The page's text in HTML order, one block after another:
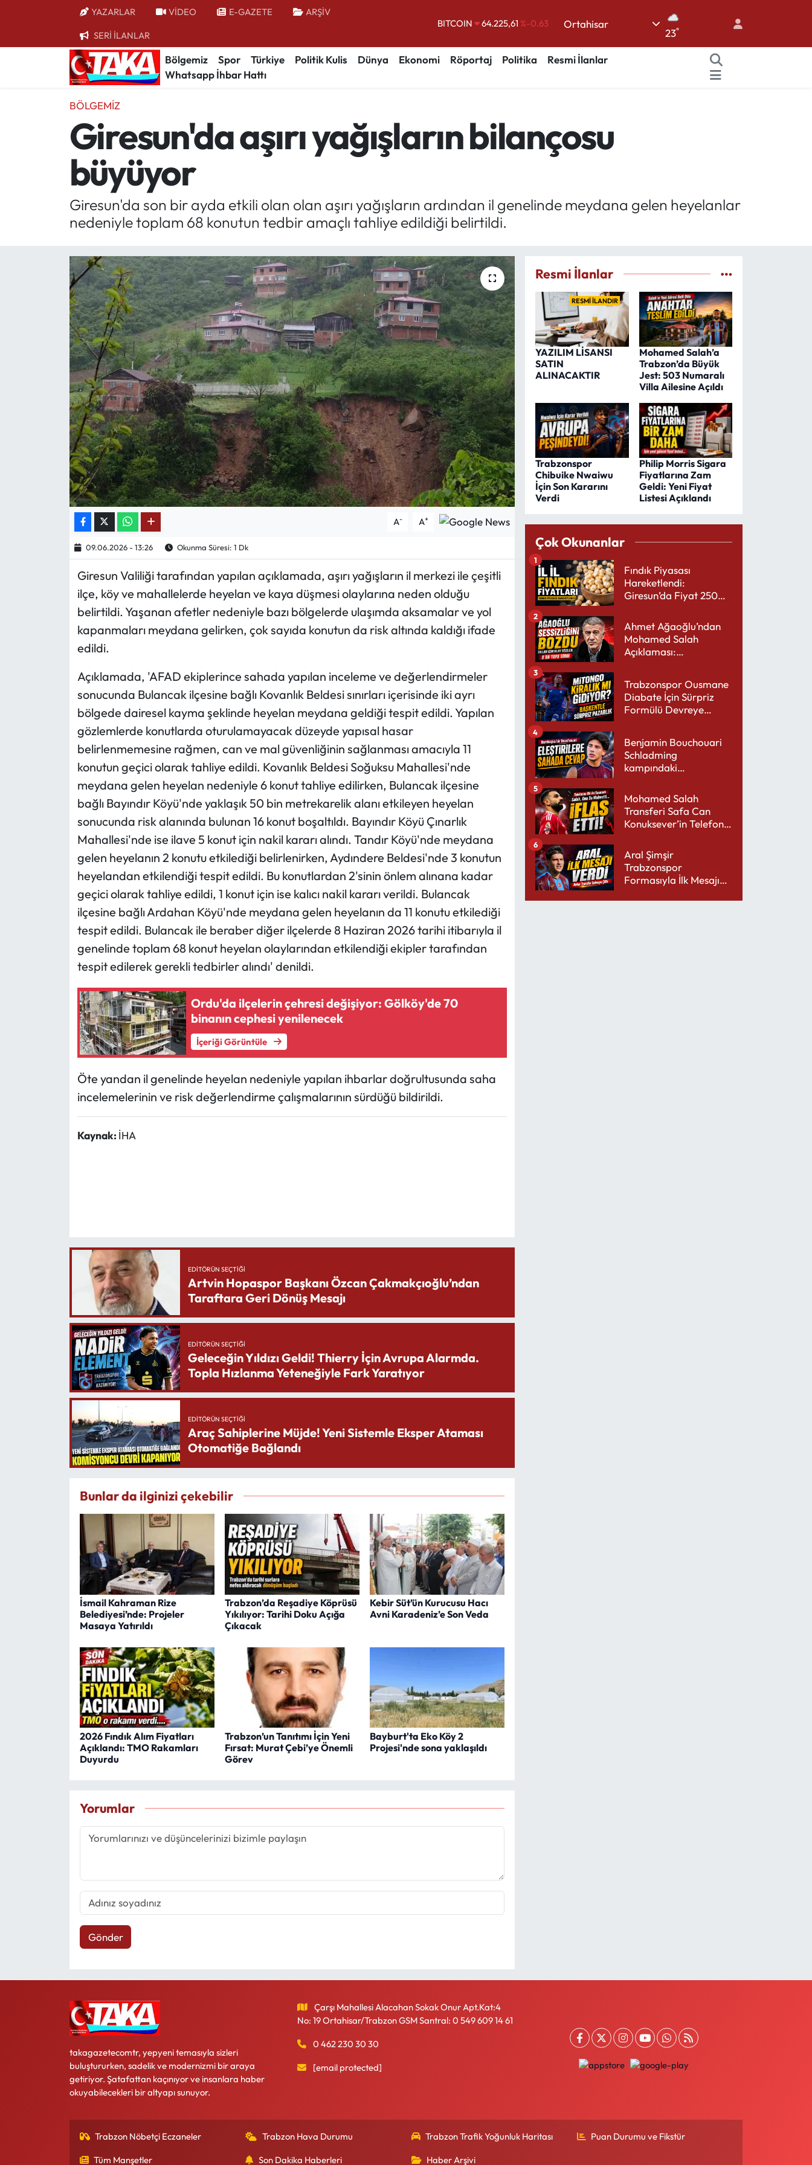
YAZARLAR VİDEO E-GAZETE ARŞİV
SERİ İLANLAR
BITCOIN 64.225,61 %-0.63
DOLAR 47,6704%0
EURO
55,0406 %-0.08
BİST100
13.799%70
Ortahisar
23°
Bölgemiz Spor Türkiye Politik Kulis Dünya Ekonomi Röportaj Politika
Resmi İlanlar
Whatsapp İhbar Hattı
BÖLGEMIZ
Giresun'da aşırı yağışların bilançosu
büyüyor
Giresun'da son bir ayda etkili olan olan aşırı yağışların ardından il genelinde meydana gelen heyelanlar
nedeniyle toplam 68 konutun tedbir amaçlı tahliye edildiği belirtildi.
A- A+
09.06.2026 - 13:26 Okunma Süresi: 1 Dk
Giresun Valiliği tarafından yapılan açıklamada, aşırı yağışların il merkezi ile çeşitli
ilçe, köy ve mahallelerde heyelan ve kaya düşmesi olaylarına neden olduğu
belirtildi. Yaşanan afetler nedeniyle bazı bölgelerde ulaşımda aksamalar ve yol
kapanmaları meydana gelirken, çok sayıda konutun da risk altında kaldığı ifade
edildi.
Açıklamada, 'AFAD ekiplerince sahada yapılan inceleme ve değerlendirmeler
sonucunda Bulancak ilçesine bağlı Kovanlık Beldesi sınırları içerisinde iki ayrı
bölgede dairesel kayma şeklinde heyelan meydana geldiği tespit edildi. Yapılan
gözlemlerde konutlarda oturulamayacak düzeyde yapısal hasar
belirlenmemesine rağmen, can ve mal güvenliğinin sağlanması amacıyla 11
konutun geçici olarak tahliye edildi. Kovanlık Beldesi Soğuksu Mahallesi'nde
meydana gelen heyelan nedeniyle 6 konut tahliye edilirken, Bulancak ilçesine
bağlı Bayındır Köyü'nde yaklaşık 50 bin metrekarelik alanı etkileyen heyelan
sonucunda risk alanında bulunan 16 konut boşaltıldı. Bayındır Köyü Çınarlık
Mahallesi'nde ise ilave 5 konut için nakil kararı alındı. Tandır Köyü'nde meydana
gelen heyelanın 2 konutu etkilediği belirlenirken, Aydındere Beldesi'nde 3 konutun
heyelandan etkilendiği tespit edildi. Bu konutlardan 2'sinin önlem alınana kadar
geçici olarak tahliye edildi, 1 konut için ise kalıcı nakil kararı verildi. Bulancak
ilçesine bağlı Ardahan Köyü'nde meydana gelen heyelanın da 11 konutu etkilediği
tespit edildi. Bulancak ile beraber diğer ilçelerde 8 Haziran 2026 tarihi itibarıyla il
genelinde toplam 68 konut heyelan olaylarından etkilendiği ekipler tarafından
tespit edilerek gerekli tedbirler alındı' denildi.
Ordu'da ilçelerin çehresi değişiyor: Gölköy'de 70
binanın cephesi yenilenecek
İçeriği Görüntüle
Öte yandan il genelinde heyelan nedeniyle yapılan ihbarlar doğrultusunda saha
incelemelerinin ve risk değerlendirme çalışmalarının sürdüğü bildirildi.
Kaynak: İHA
EDITÖRÜN SEÇTIĞI
Artvin Hopaspor Başkanı Özcan Çakmakçıoğlu’ndan
Taraftara Geri Dönüş Mesajı
EDITÖRÜN SEÇTIĞI
Geleceğin Yıldızı Geldi! Thierry İçin Avrupa Alarmda.
Topla Hızlanma Yeteneğiyle Fark Yaratıyor
EDITÖRÜN SEÇTIĞI
Araç Sahiplerine Müjde! Yeni Sistemle Eksper Ataması
Otomatiğe Bağlandı
Bunlar da ilginizi çekebilir
İsmail Kahraman Rize
Belediyesi’nde: Projeler
Masaya Yatırıldı
Trabzon’da Reşadiye Köprüsü
Yıkılıyor: Tarihi Doku Açığa
Çıkacak
Kebir Süt’ün Kurucusu Hacı
Avni Karadeniz’e Son Veda
2026 Fındık Alım Fiyatları
Açıklandı: TMO Rakamları
Duyurdu
Trabzon’un Tanıtımı İçin Yeni
Fırsat: Murat Çebi’ye Önemli
Görev
Bayburt'ta Eko Köy 2
Projesi'nde sona yaklaşıldı
Yorumlar
Gönder
Resmi İlanlar
RESMİ İLANDIR
YAZILIM LİSANSI
SATIN
ALINACAKTIR
Mohamed Salah’a
Trabzon’da Büyük
Jest: 503 Numaralı
Villa Ailesine Açıldı
Trabzonspor
Chibuike Nwaiwu
İçin Son Kararını
Verdi
Philip Morris Sigara
Fiyatlarına Zam
Geldi: Yeni Fiyat
Listesi Açıklandı
Çok Okunanlar
Fındık Piyasası
Hareketlendi:
Giresun’da Fiyat 250
1
Ahmet Ağaoğlu’ndan
Mohamed Salah
Açıklaması:
Yakışır
2
Trabzonspor Ousmane
Diabate İçin Sürpriz
Formülü Devreye
3
Benjamin Bouchouari
Schladming
kampındaki
4
Mohamed Salah
Transferi Safa Can
Konuksever’in Telefon
5
Aral Şimşir
Trabzonspor
Formasıyla İlk Mesajını
6
takagazetecomtr, yepyeni temasıyla sizleri
buluştururken, sadelik ve modernizmi bir araya
getiriyor. Şatafattan kaçınıyor ve insanlara haber
okuyabilecekleri bir altyapı sunuyor.
Çarşı Mahallesi Alacahan Sokak Onur Apt.Kat:4
No: 19 Ortahisar/Trabzon GSM Santral: 0 549 609 14 61
0 462 230 30 30
[email protected]
Trabzon Nöbetçi Eczaneler Trabzon Hava Durumu Trabzon Trafik Yoğunluk Haritası Puan Durumu ve Fikstür
Tüm Manşetler Son Dakika Haberleri Haber Arşivi
Bölgemiz
Kültür/Sanat
Politik Kulis
Magazin
Mektup Galeri
Röportaj
Manşet
Köşe Yazıları
Karikatür Galeri
ASTROLOJİ
Spor Yazıları
Trabzon Nöbetçi Eczaneler
Trabzon Hava Durumu
Trabzon Trafik Yoğunluk Haritası
Süper Lig Puan Durumu ve Fikstür
Tüm Manşetler
Son Dakika Haberleri
Haber Arşivi